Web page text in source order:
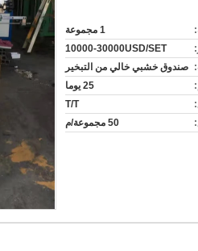
1 مجموعة
10000-30000USD/SET
صندوق خشبي خالي من التبخير
25 يوما
T/T
50 مجموعة/م